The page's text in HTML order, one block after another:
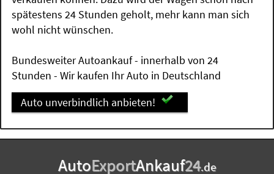
spätestens 24 Stunden geholt, mehr kann man sich
wohl nicht wünschen.
Bundesweiter Autoankauf - innerhalb von 24
Stunden - Wir kaufen Ihr Auto in Deutschland
Auto unverbindlich anbieten!
AutoExportAnkauf24.de